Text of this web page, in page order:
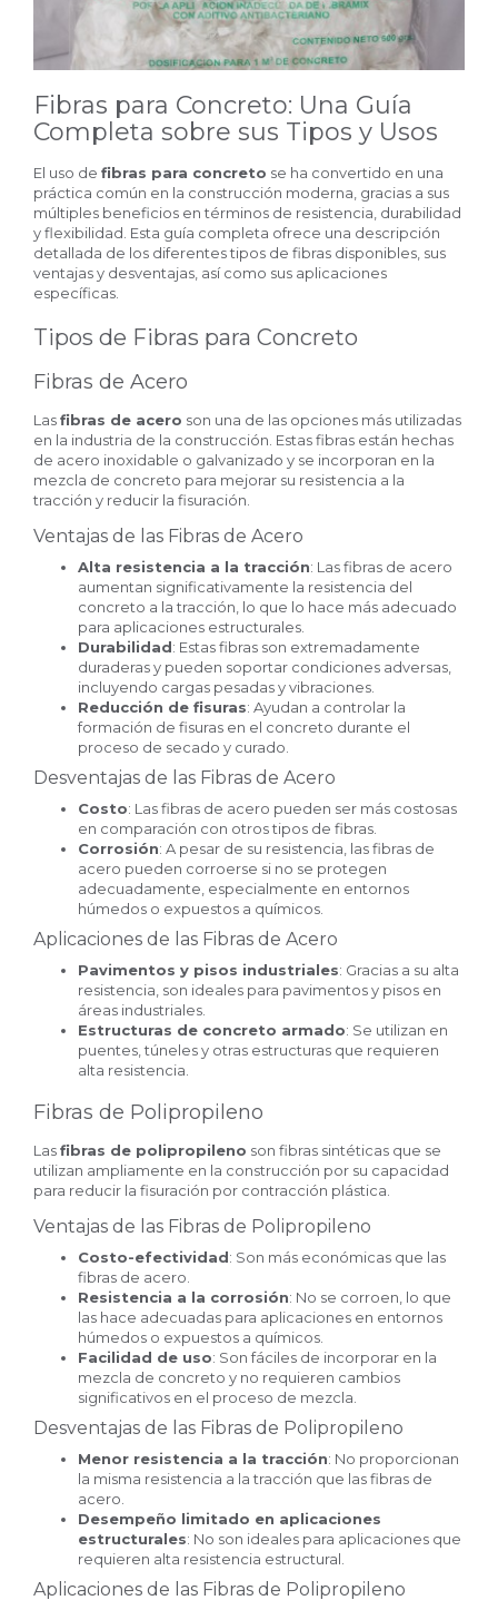
Fibras para Concreto: Una Guía
Completa sobre sus Tipos y Usos
El uso de fibras para concreto se ha convertido en una
práctica común en la construcción moderna, gracias a sus
múltiples beneficios en términos de resistencia, durabilidad
y flexibilidad. Esta guía completa ofrece una descripción
detallada de los diferentes tipos de fibras disponibles, sus
ventajas y desventajas, así como sus aplicaciones
específicas.
Tipos de Fibras para Concreto
Fibras de Acero
Lasfibras de acero son una de las opciones más utilizadas
en la industria de la construcción. Estas fibras están hechas
de acero inoxidable o galvanizado y se incorporan en la
mezcla de concreto para mejorar su resistencia a la
tracción y reducir la fisuración.
Ventajas de las Fibras de Acero
Alta resistencia a la tracción: Las fibras de acero
aumentan significativamente la resistencia del
concreto a la tracción, lo que lo hace más adecuado
para aplicaciones estructurales.
Durabilidad: Estas fibras son extremadamente
duraderas y pueden soportar condiciones adversas,
incluyendo cargas pesadas y vibraciones.
Reducción de fisuras: Ayudan a controlar la
formación de fisuras en el concreto durante el
proceso de secado y curado.
Desventajas de las Fibras de Acero
Costo: Las fibras de acero pueden ser más costosas
en comparación con otros tipos de fibras.
Corrosión: A pesar de su resistencia, las fibras de
acero pueden corroerse si no se protegen
adecuadamente, especialmente en entornos
húmedos o expuestos a químicos.
Aplicaciones de las Fibras de Acero
Pavimentos y pisos industriales: Gracias a su alta
resistencia, son ideales para pavimentos y pisos en
áreas industriales.
Estructuras de concreto armado: Se utilizan en
puentes, túneles y otras estructuras que requieren
alta resistencia.
Fibras de Polipropileno
Lasfibras de polipropileno son fibras sintéticas que se
utilizan ampliamente en la construcción por su capacidad
para reducir la fisuración por contracción plástica.
Ventajas de las Fibras de Polipropileno
Costo-efectividad: Son más económicas que las
fibras de acero.
Resistencia a la corrosión: No se corroen, lo que
las hace adecuadas para aplicaciones en entornos
húmedos o expuestos a químicos.
Facilidad de uso: Son fáciles de incorporar en la
mezcla de concreto y no requieren cambios
significativos en el proceso de mezcla.
Desventajas de las Fibras de Polipropileno
Menor resistencia a la tracción: No proporcionan
la misma resistencia a la tracción que las fibras de
acero.
Desempeño limitado en aplicaciones
estructurales: No son ideales para aplicaciones que
requieren alta resistencia estructural.
Aplicaciones de las Fibras de Polipropileno